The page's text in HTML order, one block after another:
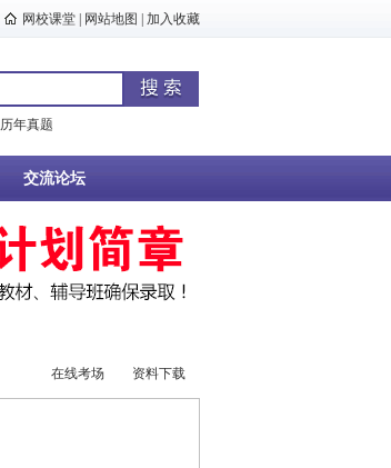
网校课堂 网站地图 加入收藏
历年真题
交流论坛
在线考场 资料下载